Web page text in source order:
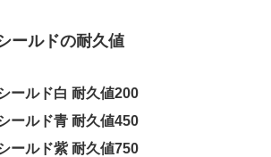
ールドの耐久値
ールド白 耐久値200
ールド青 耐久値450
ールド紫 耐久値750